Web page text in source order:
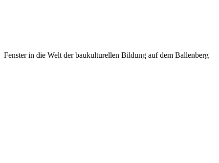
Fenster in die Welt der baukulturellen Bildung auf dem Ballenberg